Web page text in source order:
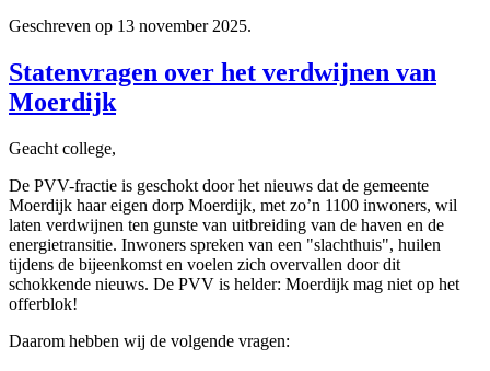
Geschreven op 13 november 2025.
Statenvragen over het verdwijnen van
Moerdijk
Geacht college,
De PVV-fractie is geschokt door het nieuws dat de gemeente
Moerdijk haar eigen dorp Moerdijk, met zo’n 1100 inwoners, wil
laten verdwijnen ten gunste van uitbreiding van de haven en de
energietransitie. Inwoners spreken van een "slachthuis", huilen
tijdens de bijeenkomst en voelen zich overvallen door dit
schokkende nieuws. De PVV is helder: Moerdijk mag niet op het
offerblok!
Daarom hebben wij de volgende vragen: